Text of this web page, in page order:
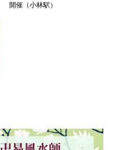
開催（小林駅）